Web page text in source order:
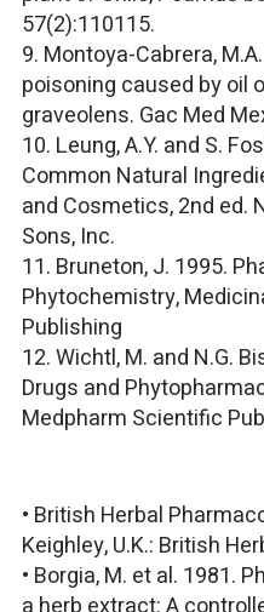
57(2):110115.
9. Montoya-Cabrera,
poisoning caused by oil
graveolens. Gac Med
10. Leung, A.Y. and S.
Common Natural
and Cosmetics, 2nd ed.
Sons, Inc.
11. Bruneton, J. 1995.
Phytochemistry,
Publishing
12. Wichtl, M. and N.G.
Drugs and
Medpharm Scientific
• British Herbal
Keighley, U.K.: British
• Borgia, M. et al. 1981.